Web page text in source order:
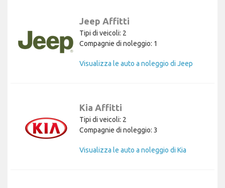
Jeep Affitti
Tipi di veicoli: 2
Compagnie di noleggio: 1
Visualizza le auto a noleggio di Jeep
Kia Affitti
Tipi di veicoli: 2
Compagnie di noleggio: 3
Visualizza le auto a noleggio di Kia